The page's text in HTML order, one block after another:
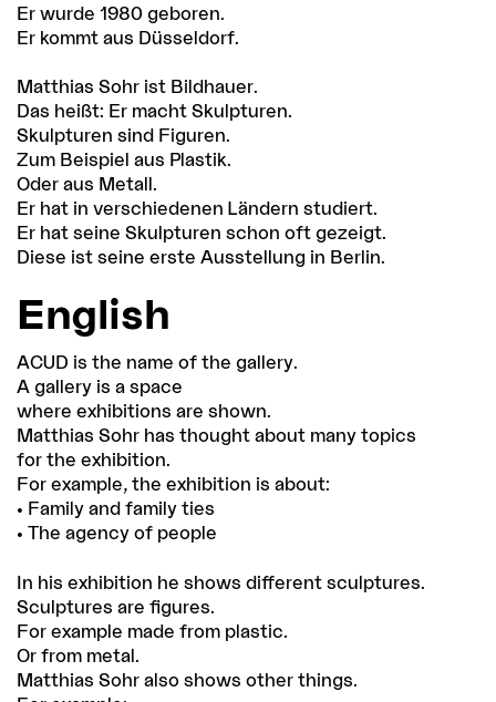
Er wurde 1980 geboren.
Er kommt aus Düsseldorf.
Matthias Sohr ist Bildhauer.
Das heißt: Er macht Skulpturen.
Skulpturen sind Figuren.
Zum Beispiel aus Plastik.
Oder aus Metall.
Er hat in verschiedenen Ländern studiert.
Er hat seine Skulpturen schon oft gezeigt.
Diese ist seine erste Ausstellung in Berlin.
English
ACUD is the name of the gallery.
A gallery is a space
where exhibitions are shown.
Matthias Sohr has thought about many topics
for the exhibition.
For example, the exhibition is about:
• Family and family ties
• The agency of people
In his exhibition he shows different sculptures.
Sculptures are figures.
For example made from plastic.
Or from metal.
Matthias Sohr also shows other things.